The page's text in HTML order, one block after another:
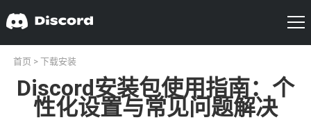
首页 > 下载安装
Discord安装包使用指南：个
性化设置与常见问题解决